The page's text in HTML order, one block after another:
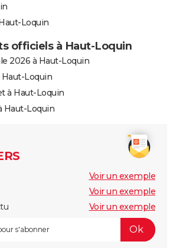
Loquin
officiels à Haut-Loquin
2026 à Haut-Loquin
Haut-Loquin
à Haut-Loquin
Haut-Loquin
Voir un exemple
Voir un exemple
Voir un exemple